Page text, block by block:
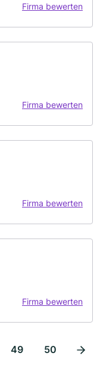
Firma bewerten
Firma bewerten
Firma bewerten
Firma bewerten
49 50